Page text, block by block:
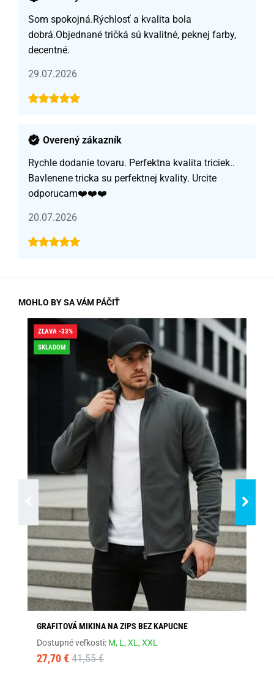
Som spokojná.Rýchlosť a kvalita bola
dobrá.Objednané tričká sú kvalitné, peknej farby,
decentné.
29.07.2026
Overený zákazník
Rychle dodanie tovaru. Perfektna kvalita triciek..
Bavlenene tricka su perfektnej kvality. Urcite
odporucam❤️❤️❤️
20.07.2026
MOHLO BY SA VÁM PÁČIŤ
ZĽAVA -33%
SKLADOM
GRAFITOVÁ MIKINA NA ZIPS BEZ KAPUCNE
Dostupné veľkosti: M, L,XL,XXL
27,70 € 41,55 €